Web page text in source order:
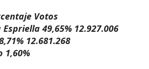
Votos
49,65% 12.927.006
12.681.268
1,60%